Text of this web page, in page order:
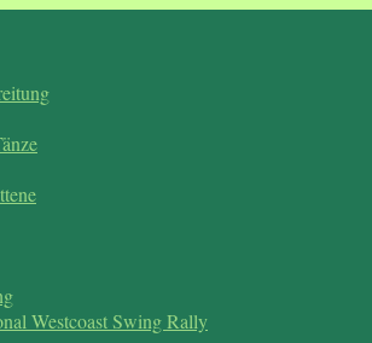
Westcoast Swing Rally